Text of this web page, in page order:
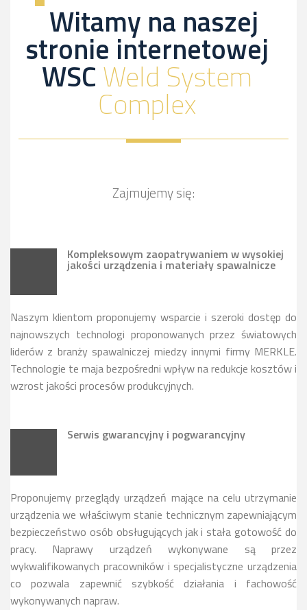
Witamy na naszej
stronie internetowej
WSCWeld System
Complex
Zajmujemy się:
Kompleksowym zaopatrywaniem w wysokiej
jakości urządzenia i materiały spawalnicze
Naszym klientom proponujemy wsparcie i szeroki dostęp do
najnowszych technologi proponowanych przez światowych
liderów z branży spawalniczej miedzy innymi firmy MERKLE.
Technologie te maja bezpośredni wpływ na redukcje kosztów i
wzrost jakości procesów produkcyjnych.
Serwis gwarancyjny i pogwarancyjny
Proponujemy przeglądy urządzeń mające na celu utrzymanie
urządzenia we właściwym stanie technicznym zapewniającym
bezpieczeństwo osób obsługujących jak i stała gotowość do
pracy. Naprawy urządzeń wykonywane są przez
wykwalifikowanych pracowników i specjalistyczne urządzenia
co pozwala zapewnić szybkość działania i fachowość
wykonywanych napraw.